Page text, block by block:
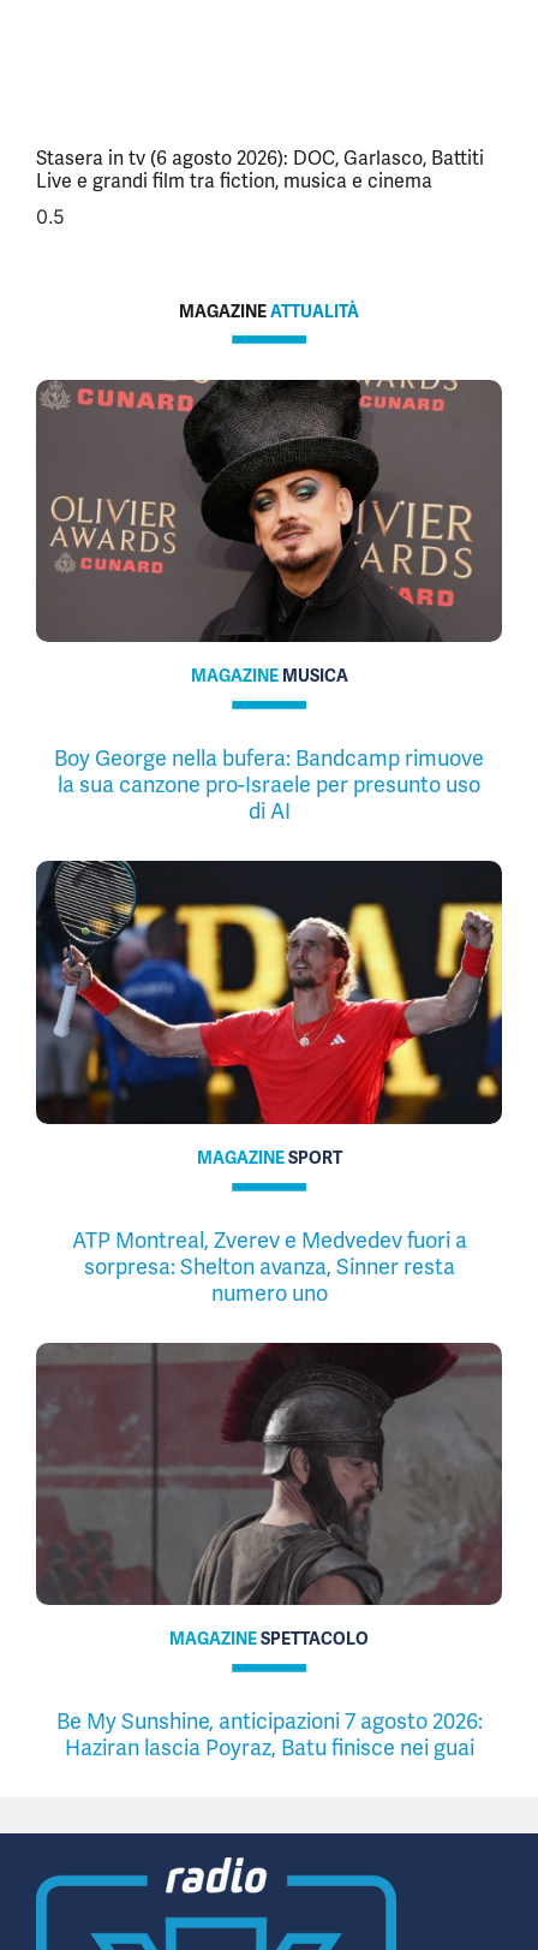
Stasera in tv (6 agosto 2026): DOC, Garlasco, Battiti
Live e grandi film tra fiction, musica e cinema
MAGAZINEATTUALITÀ
MAGAZINE MUSICA
Boy George nella bufera: Bandcamp rimuove
la sua canzone pro-Israele per presunto uso
di AI
MAGAZINESPORT
ATP Montreal, Zverev e Medvedev fuori a
sorpresa: Shelton avanza, Sinner resta
numero uno
MAGAZINESPETTACOLO
Be My Sunshine, anticipazioni 7 agosto 2026:
Haziran lascia Poyraz, Batu finisce nei guai